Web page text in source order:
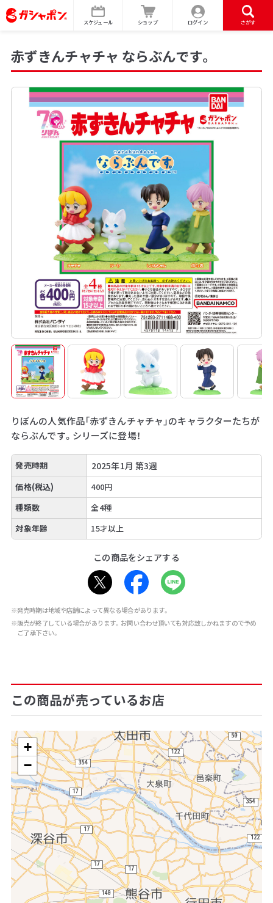
スケジュール ショップ ログイン さがす
赤ずきんチャチャ ならぶんです。
りぼんの人気作品「赤ずきんチャチャ」のキャラクターたちが
ならぶんです。シリーズに登場！
発売時期 2025年1月 第3週
価格(税込)
400円
種類数
全4種
対象年齢
15才以上
この商品をシェアする
※発売時期は地域や店舗によって異なる場合があります。
※販売が終了している場合があります。お問い合わせ頂いても対応致しかねますので予め
ご了承下さい。
この商品が売っているお店
+
−